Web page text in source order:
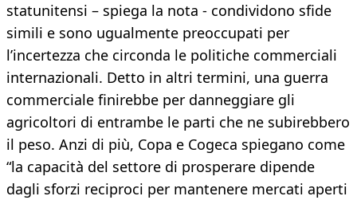
statunitensi – spiega la nota - condividono sfide
simili e sono ugualmente preoccupati per
l’incertezza che circonda le politiche commerciali
internazionali. Detto in altri termini, una guerra
commerciale finirebbe per danneggiare gli
agricoltori di entrambe le parti che ne subirebbero
il peso. Anzi di più, Copa e Cogeca spiegano come
“la capacità del settore di prosperare dipende
dagli sforzi reciproci per mantenere mercati aperti